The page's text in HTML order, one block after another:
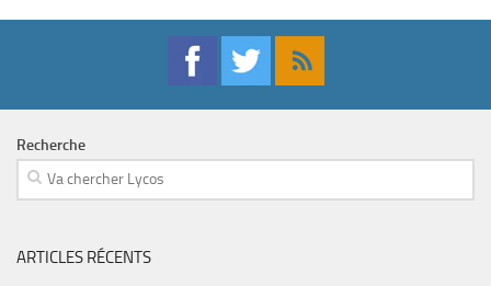
Recherche
ARTICLES RÉCENTS